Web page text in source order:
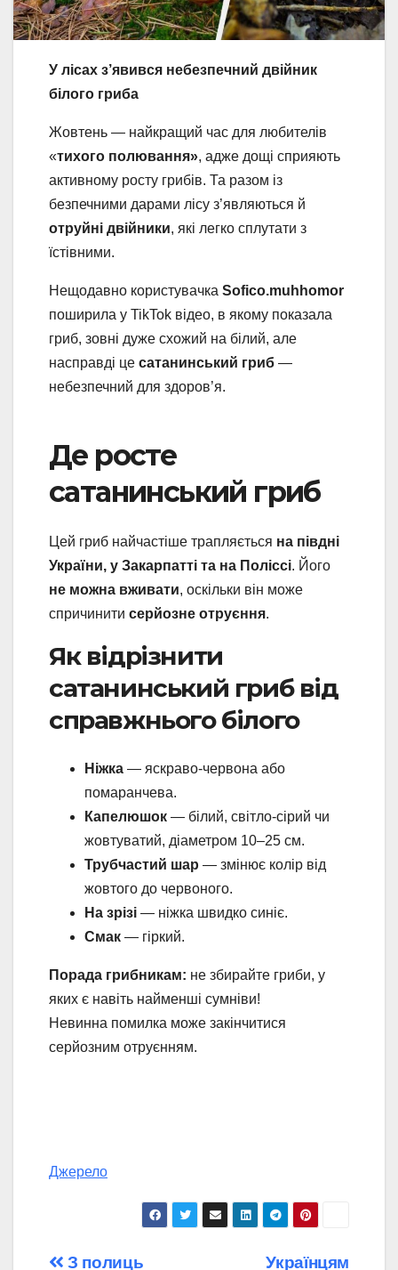
У лісах з’явився небезпечний двійник
білого гриба
Жовтень — найкращий час для любителів
«тихого полювання», адже дощі сприяють
активному росту грибів. Та разом із
безпечними дарами лісу з’являються й
отруйні двійники, які легко сплутати з
їстівними.
Нещодавно користувачка Sofico.muhhomor
поширила у TikTok відео, в якому показала
гриб, зовні дуже схожий на білий, але
насправді це сатанинський гриб —
небезпечний для здоров’я.
Де росте
сатанинський гриб
Цей гриб найчастіше трапляється на півдні
України, у Закарпатті та на Поліссі. Його
не можна вживати, оскільки він може
спричинити серйозне отруєння.
Як відрізнити
сатанинський гриб від
справжнього білого
Ніжка — яскраво-червона або
помаранчева.
Капелюшок — білий, світло-сірий чи
жовтуватий, діаметром 10–25 см.
Трубчастий шар — змінює колір від
жовтого до червоного.
На зрізі — ніжка швидко синіє.
Смак — гіркий.
Порада грибникам: не збирайте гриби, у
яких є навіть найменші сумніви!
Невинна помилка може закінчитися
серйозним отруєнням.
Джерело
Українцям
З полиць